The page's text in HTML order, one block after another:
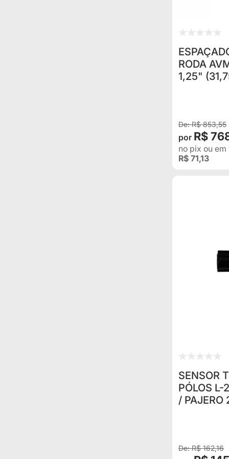
RODA
1,25"
R$ 853,55
R$
no pix ou em
R$ 71,13
SENSOR
PÓLOS L-
/ PAJERO
R$ 162,16